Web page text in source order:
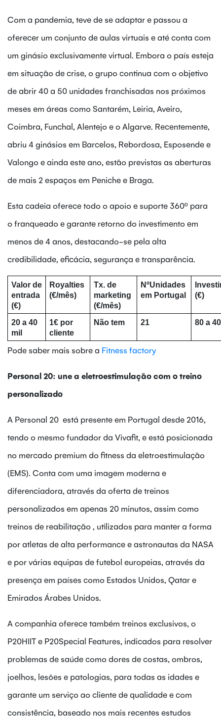
Com a pandemia, teve de se adaptar e passou a
oferecer um conjunto de aulas virtuais e até conta com
um ginásio exclusivamente virtual. Embora o país esteja
em situação de crise, o grupo continua com o objetivo
de abrir 40 a 50 unidades franchisadas nos próximos
meses em áreas como Santarém, Leiria, Aveiro,
Coimbra, Funchal, Alentejo e o Algarve. Recentemente,
abriu 4 ginásios em Barcelos, Rebordosa, Esposende e
Valongo e ainda este ano, estão previstas as aberturas
de mais 2 espaços em Peniche e Braga.
Esta cadeia oferece todo o apoio e suporte 360º para
o franqueado e garante retorno do investimento em
menos de 4 anos, destacando-se pela alta
credibilidade, eficácia, segurança e transparência.
Valor de
entrada
(€)
Royalties
(€/mês)
Tx. de
marketing
(€/mês)
NºUnidades
em Portugal
(€)
20 a 40
mil
1€ por
cliente
Não tem 21 80 a
Pode saber mais sobre a Fitness factory
Personal 20: une a eletroestimulação com o treino
personalizado
A Personal 20 está presente em Portugal desde 2016,
tendo o mesmo fundador da Vivafit, e está posicionada
no mercado premium do fitness da eletroestimulação
(EMS). Conta com uma imagem moderna e
diferenciadora, através da oferta de treinos
personalizados em apenas 20 minutos, assim como
treinos de reabilitação , utilizados para manter a forma
por atletas de alta performance e astronautas da NASA
e por várias equipas de futebol europeias, através da
presença em países como Estados Unidos, Qatar e
Emirados Árabes Unidos.
A companhia oferece também treinos exclusivos, o
P20HIIT e P20Special Features, indicados para resolver
problemas de saúde como dores de costas, ombros,
joelhos, lesões e patologias, para todas as idades e
garante um serviço ao cliente de qualidade e com
consistência, baseado nos mais recentes estudos